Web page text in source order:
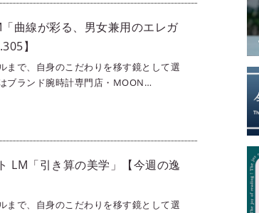
う。▶▶▶写真はこちら｜『カルティエ
曲線が彩る、男女兼用のエレガ
】
まで、自身のこだわりを移す鏡として選
ブランド腕時計専門店・MOON
応しい珠玉の1本をセレクト。今回は、カ
をご紹介しよう。▶▶▶写真はこちら｜
LM「引き算の美学」【今週の逸
まで、自身のこだわりを移す鏡として選